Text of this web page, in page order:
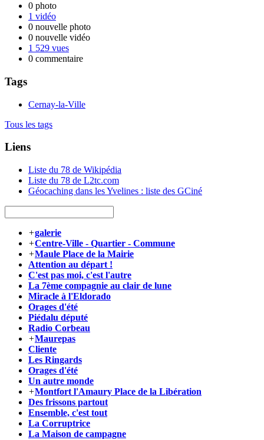
0 photo
1 vidéo
0 nouvelle photo
0 nouvelle vidéo
1 529 vues
0 commentaire
Tags
Cernay-la-Ville
Tous les tags
Liens
Liste du 78 de Wikipédia
Liste du 78 de L2tc.com
Géocaching dans les Yvelines : liste des GCiné
+galerie
+Centre-Ville - Quartier - Commune
+Maule Place de la Mairie
Attention au départ !
C'est pas moi, c'est l'autre
La 7ème compagnie au clair de lune
Miracle à l'Eldorado
Orages d'été
Piédalu député
Radio Corbeau
+Maurepas
Cliente
Les Ringards
Orages d'été
Un autre monde
+Montfort l'Amaury Place de la Libération
Des frissons partout
Ensemble, c'est tout
La Corruptrice
La Maison de campagne